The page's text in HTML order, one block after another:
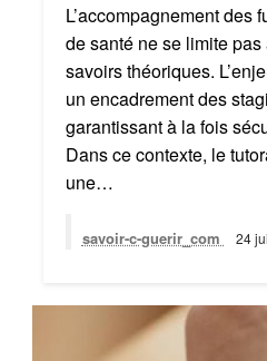
L’accompagnement des
de santé ne se limite
savoirs théoriques.
un encadrement des
garantissant à la fois
Dans ce contexte, le
une…
savoir-c-guerir_com 24